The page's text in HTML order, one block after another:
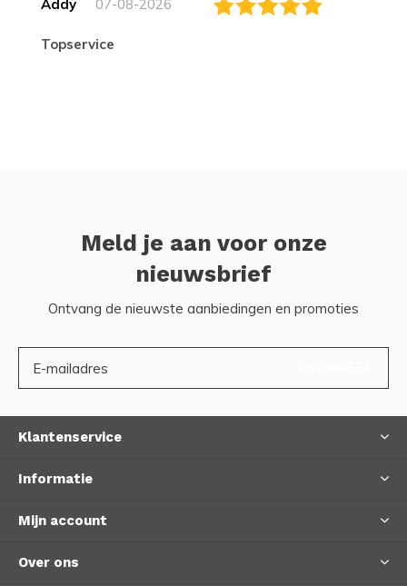
Addy 07-08-2026
topservice
Meld je aan voor onze
nieuwsbrief
Ontvang de nieuwste aanbiedingen en promoties
Klantenservice
Informatie
Mijn account
Over ons